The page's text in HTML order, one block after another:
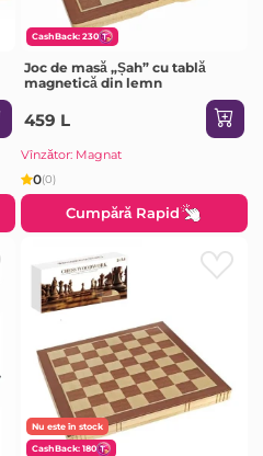
CashBack: 230
Joc de masă „Șah” cu tablă
magnetică din lemn
459 L
Vînzător: Magnat
0(0)
Cumpără Rapid
Nu este în stock
CashBack: 180